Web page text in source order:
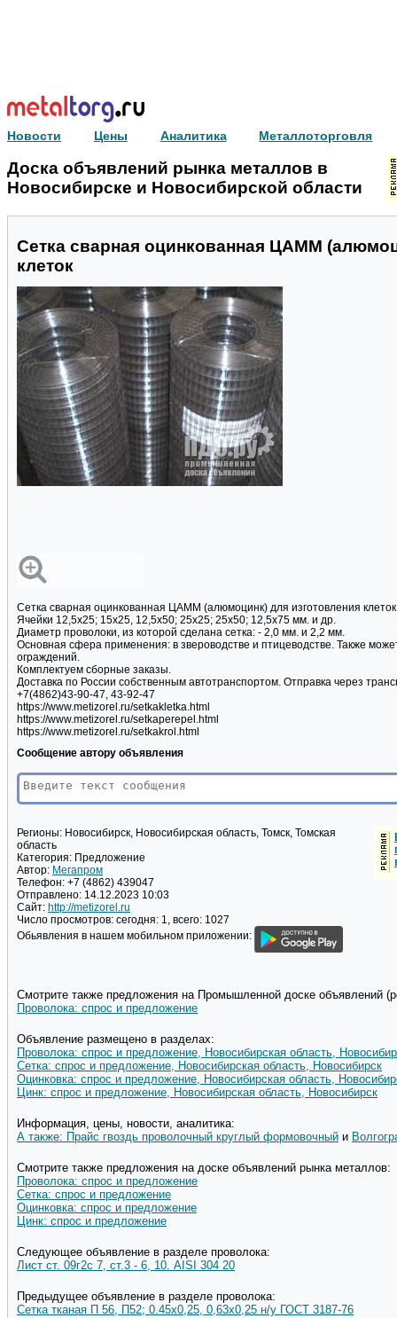
Новости Цены Аналитика Металлоторговля
Доска объявлений рынка металлов в
Новосибирске и Новосибирской области
Сетка сварная оцинкованная ЦАММ
клеток
Сетка сварная оцинкованная ЦАММ (алюмоцинк) для изготовления
Ячейки 12,5х25; 15х25, 12,5х50; 25х25; 25х50; 12,5х75 мм. и др.
Диаметр проволоки, из которой сделана сетка: - 2,0 мм. и 2,2 мм.
Основная сфера применения: в звероводстве и птицеводстве. Также
ограждений.
Комплектуем сборные заказы.
Доставка по России собственным автотранспортом. Отправка через
+7(4862)43-90-47, 43-92-47
https://www.metizorel.ru/setkakletka.html
https://www.metizorel.ru/setkaperepel.html
https://www.metizorel.ru/setkakrol.html
Сообщение автору объявления
Регионы: Новосибирск, Новосибирская область, Томск, Томская
область
Категория: Предложение
Автор: Мегапром
Телефон: +7 (4862) 439047
Отправлено: 14.12.2023 10:03
Сайт: http://metizorel.ru
Число просмотров: сегодня: 1, всего: 1027
Обьявления в нашем мобильном приложении:
Смотрите также предложения на Промышленной доске объявлений
Проволока: спрос и предложение
Объявление размещено в разделах:
Проволока: спрос и предложение, Новосибирская область,
Сетка: спрос и предложение, Новосибирская область, Новосибирск
Оцинковка: спрос и предложение, Новосибирская область,
Цинк: спрос и предложение, Новосибирская область, Новосибирск
Информация, цены, новости, аналитика:
А также: Прайс гвоздь проволочный круглый формовочный и
Смотрите также предложения на доске объявлений рынка металлов:
Проволока: спрос и предложение
Сетка: спрос и предложение
Оцинковка: спрос и предложение
Цинк: спрос и предложение
Следующее объявление в разделе проволока:
Лист ст. 09г2с 7, ст.3 - 6, 10. AISI 304 20
Предыдущее объявление в разделе проволока:
Сетка тканая П 56, П52; 0.45х0,25, 0,63х0,25 н/у ГОСТ 3187-76